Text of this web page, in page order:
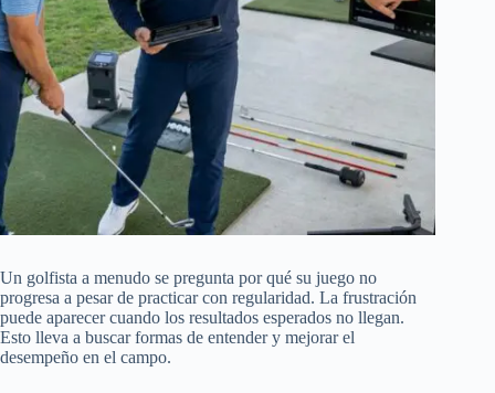
Un golfista a menudo se pregunta por qué su juego no
progresa a pesar de practicar con regularidad. La frustración
puede aparecer cuando los resultados esperados no llegan.
Esto lleva a buscar formas de entender y mejorar el
desempeño en el campo.